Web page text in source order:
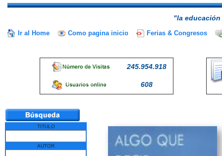
"la
Ir al Home Como pagina inicio Ferias & Congresos
245.954.918
608
TITULO
AUTOR